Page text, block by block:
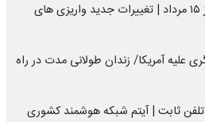
شارژ کالابرگ سه دهک امروز ۱۵ مرداد | تغییرات جدید واریزی های
علیه آمریکا/ زندان طولانی مدت در راه
ثابت | آیتم شبکه هوشمند کشوری